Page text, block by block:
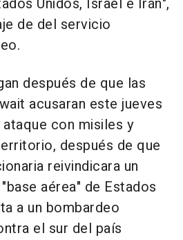
Unidos, Israel e Irán",
de del servicio
después de que las
acusaran este jueves
con misiles y
después de que
reivindicara un
aérea" de Estados
a un bombardeo
el sur del país